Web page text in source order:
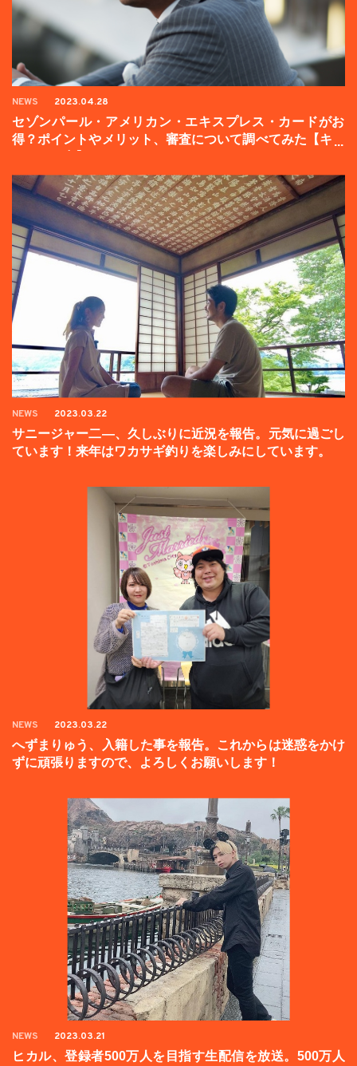
NEWS 2023.04.28
セゾンパール・アメリカン・エキスプレス・カードがお
得？ポイントやメリット、審査について調べてみた【キャ
NEWS 2023.03.22
サニージャー二―、久しぶりに近況を報告。元気に過ごし
ています！来年はワカサギ釣りを楽しみにしています。
NEWS 2023.03.22
へずまりゅう、入籍した事を報告。これからは迷惑をかけ
ずに頑張りますので、よろしくお願いします！
NEWS 2023.03.21
ヒカル、登録者500万人を目指す生配信を放送。500万人